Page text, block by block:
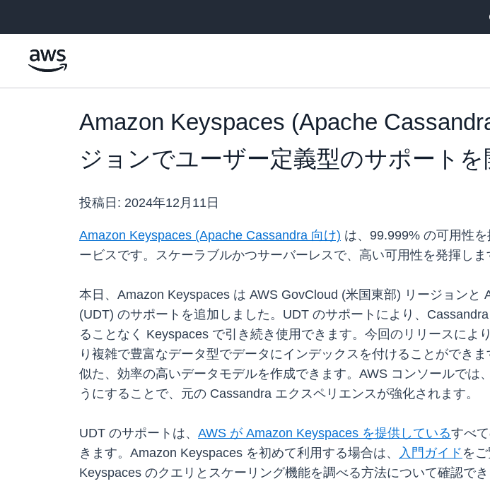
Amazon Keyspaces (Apache
ジョンでユーザー定義型のサポートを
投稿日: 2024年12月11日
Amazon Keyspaces (Apache Cassandra 向け) は、99.999% の可用性
ービスです。スケーラブルかつサーバーレスで、高い可用性を発揮しま
本日、Amazon Keyspaces は AWS GovCloud (米国東部) リージョン
(UDT) のサポートを追加しました。UDT のサポートにより、
ることなく Keyspaces で引き続き使用できます。今回のリリースに
り複雑で豊富なデータ型でデータにインデックスを付けることができ
似た、効率の高いデータモデルを作成できます。AWS コンソールで
うにすることで、元の Cassandra エクスペリエンスが強化されます。
UDT のサポートは、 AWS が Amazon Keyspaces を提供しているすべ
きます。Amazon Keyspaces を初めて利用する場合は、 入門ガイド を
Keyspaces のクエリとスケーリング機能を調べる方法について確認でき